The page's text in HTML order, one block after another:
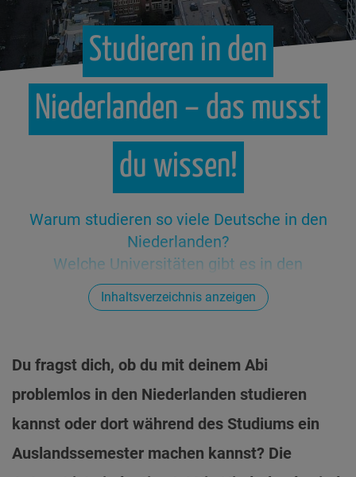
Studieren in den
Niederlanden – das musst
du wissen!
Warum studieren so viele Deutsche in den
Niederlanden?
Welche Universitäten gibt es in den
Niederlanden? Wie finde ich den passenden
Studiengang?
Aufenthalt in den Niederlanden vorbereiten
Welche Zulassungsvoraussetzungen gelten
an niederländischen Hochschulen?
Wozu benötige ich Studielink?
Kurz gefasst: Alle wichtigsten Infos zum
Inhaltsverzeichnis anzeigen
Du fragst dich, ob du mit deinem Abi
problemlos in den Niederlanden studieren
kannst oder dort während des Studiums ein
Auslandssemester machen kannst? Die